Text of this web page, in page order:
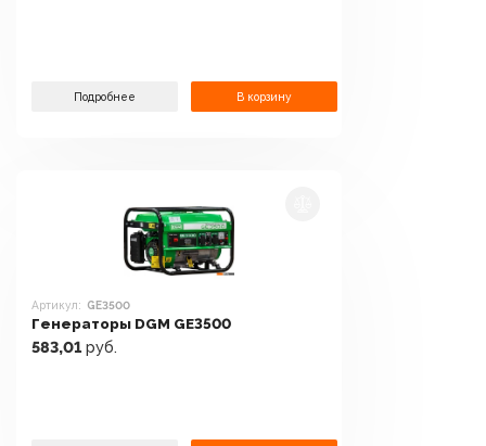
Подробнее В корзину
Артикул: GE3500
Генераторы DGM GE3500
583,01 руб.